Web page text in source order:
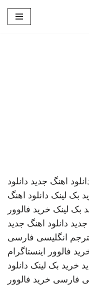
اهنگ جدید دانلود
بک لینک دانلود اهنگ
بک لینک خرید فالوور
جدید دانلود اهنگ جدید
انگلیسی فارسی
فالوور اینستاگرام
خرید بک لینک دانلود
فارسی خرید فالوور